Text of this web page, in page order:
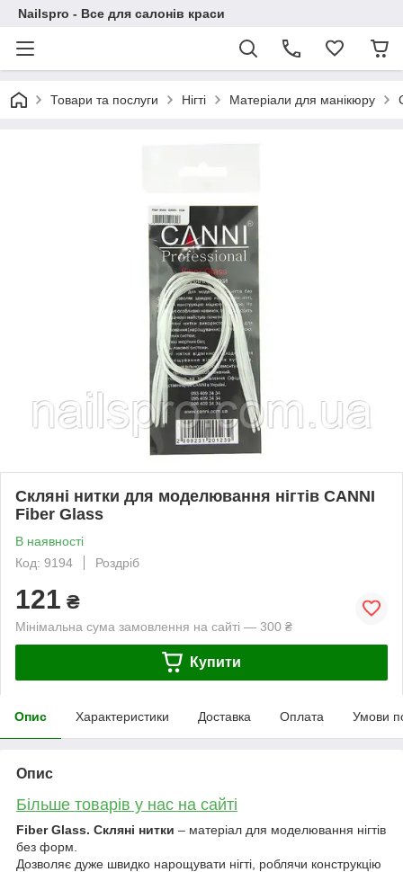
Nailspro - Все для салонів краси
Товари та послуги Нігті Матеріали для манікюру
Скляні нитки для моделювання нігтів CANNI
Fiber Glass
В наявності
Код: 9194
Роздріб
121 ₴
Мінімальна сума замовлення на сайті — 300 ₴
Купити
Опис Характеристики Доставка Оплата Умови
Опис
Більше товарів у нас на сайті
Fiber Glass. Скляні нитки – матеріал для моделювання нігтів
без форм.
Дозволяє дуже швидко нарощувати нігті, роблячи конструкцію